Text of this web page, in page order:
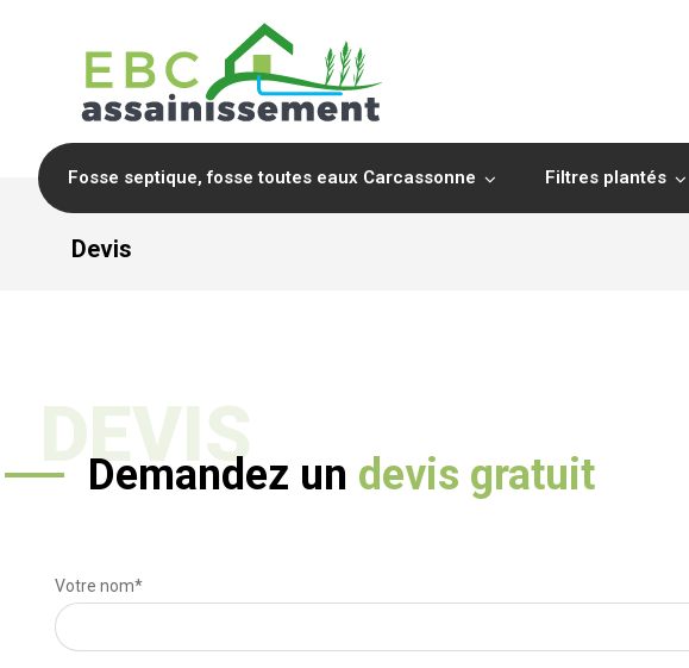
Fosse septique, fosse toutes eaux Carcassonne Filtres plantés
Devis
DEVIS
Demandez un devis gratuit
Votre nom*